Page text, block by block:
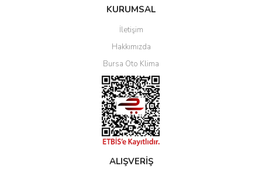
Bu ürüne ilk yorumu siz yapın!
Yorum Yaz
KURUMSAL
İletişim
Hakkımızda
Bursa Oto Klima
ALIŞVERİŞ